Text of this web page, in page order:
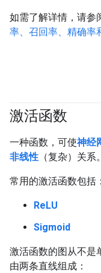
如需了解详情，请参
率、召回率、精确率
激活函数
一种函数，可使神经
非线性 （复杂）关系。
常用的激活函数包括：
ReLU
Sigmoid
激活函数的图从不是
由两条直线组成：